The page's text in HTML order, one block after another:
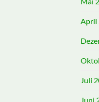
April
Juli
Juni